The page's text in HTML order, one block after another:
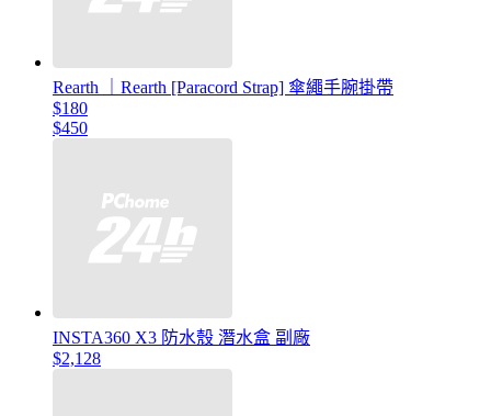
Rearth ｜Rearth [Paracord Strap] 傘繩手腕掛帶
$180
$450
INSTA360 X3 防水殼 潛水盒 副廠
$2,128